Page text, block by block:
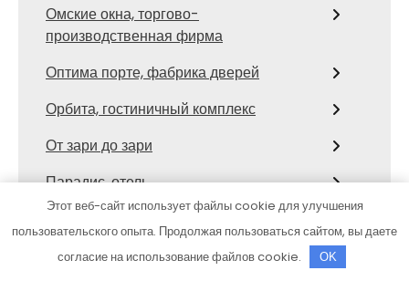
Омские окна, торгово-
производственная фирма
Оптима порте, фабрика дверей
Орбита, гостиничный комплекс
От зари до зари
Парадис, отель
Пеликан, SPA-клуб
Этот веб-сайт использует файлы cookie для улучшения
пользовательского опыта. Продолжая пользоваться сайтом, вы даете
согласие на использование файлов cookie.
OK